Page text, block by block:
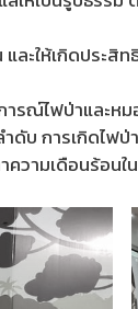
และให้เกิดประสิ
ณ์ไฟป่าและห
ดับ การเกิด
วามเดือนร้อ